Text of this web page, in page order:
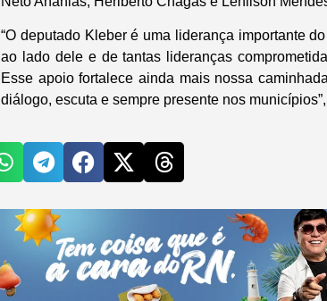
“O deputado Kleber é uma liderança importante
ao lado dele e de tantas lideranças
Esse apoio fortalece ainda mais nossa
diálogo, escuta e sempre presente nos